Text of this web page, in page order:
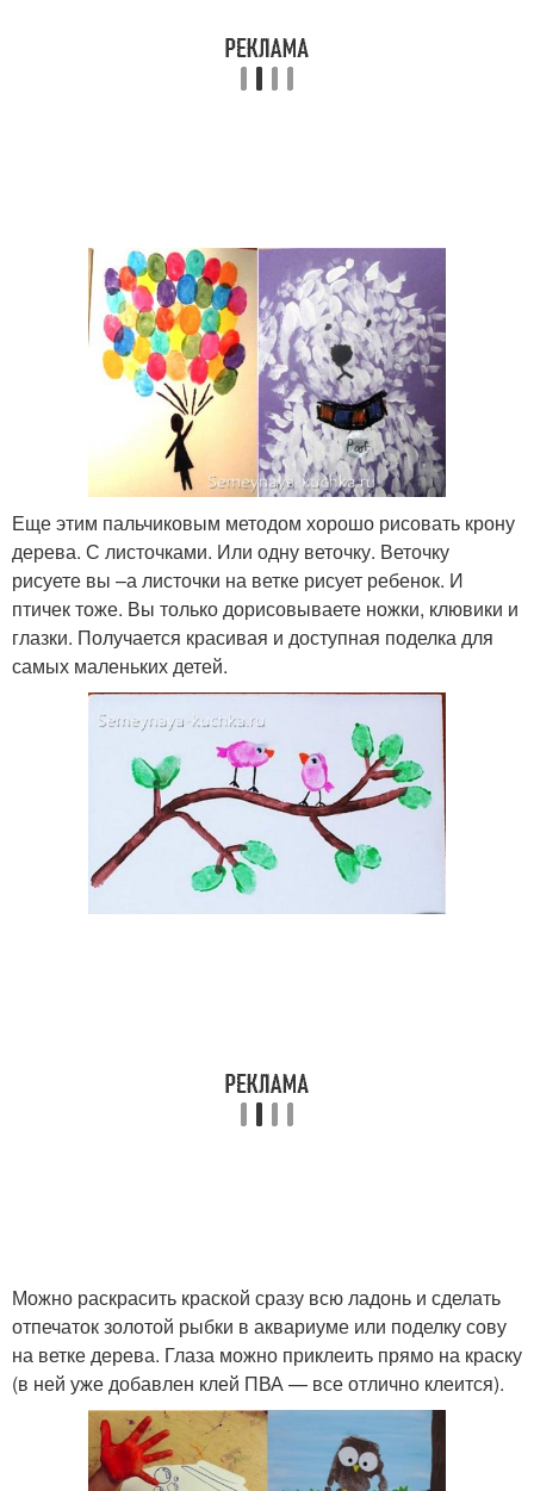
Еще этим пальчиковым методом хорошо рисовать крону
дерева. С листочками. Или одну веточку. Веточку
рисуете вы –а листочки на ветке рисует ребенок. И
птичек тоже. Вы только дорисовываете ножки, клювики и
глазки. Получается красивая и доступная поделка для
самых маленьких детей.
Можно раскрасить краской сразу всю ладонь и сделать
отпечаток золотой рыбки в аквариуме или поделку сову
на ветке дерева. Глаза можно приклеить прямо на краску
(в ней уже добавлен клей ПВА — все отлично клеится).